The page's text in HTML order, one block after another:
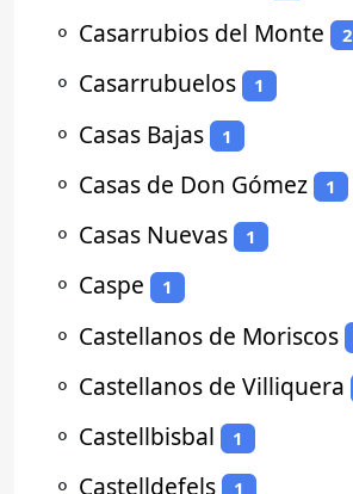
⚬ Casarrubios del Monte 2
⚬ Casarrubuelos 1
⚬ Casas Bajas 1
⚬ Casas de Don Gómez 1
⚬ Casas Nuevas 1
⚬ Caspe 1
⚬ Castellanos de Moriscos
⚬ Castellanos de Villiquera
⚬ Castellbisbal 1
⚬ Castelldefels 1